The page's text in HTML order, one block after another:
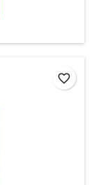
favorite_border